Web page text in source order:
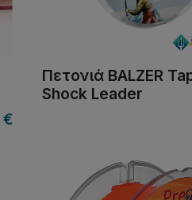
€
Πετονιά BALZER
Shock Leader